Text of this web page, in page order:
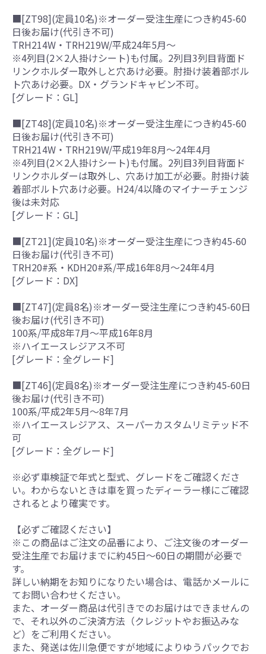
■[ZT98](定員10名)※オーダー受注生産につき約45-60
日後お届け(代引き不可)
TRH214W・TRH219W/平成24年5月～
※4列目(2×2人掛けシート)も付属。2列目3列目背面ド
リンクホルダー取外しと穴あけ必要。肘掛け装着部ボル
ト穴あけ必要。DX・グランドキャビン不可。
[グレード：GL]
■[ZT48](定員10名)※オーダー受注生産につき約45-60
日後お届け(代引き不可)
TRH214W・TRH219W/平成19年8月～24年4月
※4列目(2×2人掛けシート)も付属。2列目3列目背面ド
リンクホルダーは取外し、穴あけ加工が必要。肘掛け装
着部ボルト穴あけ必要。H24/4以降のマイナーチェンジ
後は未対応
[グレード：GL]
■[ZT21](定員10名)※オーダー受注生産につき約45-60
日後お届け(代引き不可)
TRH20#系・KDH20#系/平成16年8月～24年4月
[グレード：DX]
■[ZT47](定員8名)※オーダー受注生産につき約45-60日
後お届け(代引き不可)
100系/平成8年7月～平成16年8月
※ハイエースレジアス不可
[グレード：全グレード]
■[ZT46](定員8名)※オーダー受注生産につき約45-60日
後お届け(代引き不可)
100系/平成2年5月～8年7月
※ハイエースレジアス、スーパーカスタムリミテッド不
可
[グレード：全グレード]
※必ず車検証で年式と型式、グレードをご確認くださ
い。わからないときは車を買ったディーラー様にご確認
されるとより確実です。
【必ずご確認ください】
※この商品はご注文の品番により、ご注文後のオーダー
受注生産でお届けまでに約45日～60日の期間が必要で
す。
詳しい納期をお知りになりたい場合は、電話かメールに
てお問い合わせください。
また、オーダー商品は代引きでのお届けはできませんの
で、それ以外のご決済方法（クレジットやお振込みな
ど）をご利用ください。
また、発送は佐川急便ですが地域によりゆうパックでお